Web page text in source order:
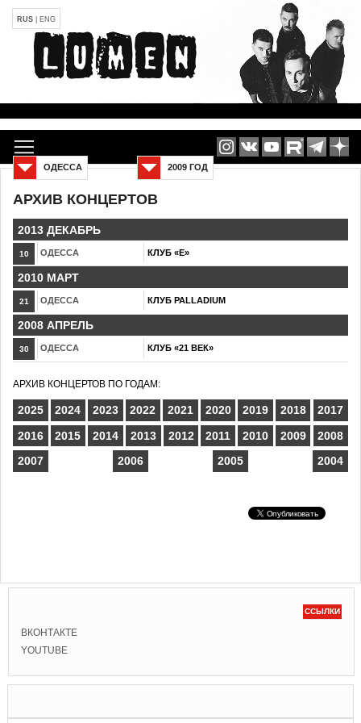
RUS ENG
АРХИВ КОНЦЕРТОВ
2009 ГОД
ОДЕССА
2013 ДЕКАБРЬ
10 ОДЕССА КЛУБ «Е»
2010 МАРТ
21 ОДЕССА КЛУБ PALLADIUM
2008 АПРЕЛЬ
30 ОДЕССА КЛУБ «21 ВЕК»
АРХИВ КОНЦЕРТОВ ПО ГОДАМ:
2025 2024 2023 2022 2021 2020 2019 2018
2017
2016
2015 2014 2013 2012 2011 2010 2009
2008
2007
2006 2005 2004
ССЫЛКИ
ВКОНТАКТЕ
YOUTUBE